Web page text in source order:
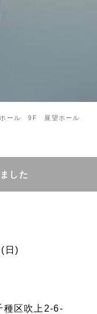
ホール 9F 展望ホール
した
日)
種区吹上2-6-